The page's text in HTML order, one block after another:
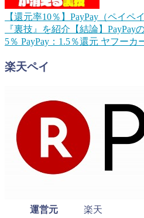
【還元率10％】PayPay（ペイペ
『裏技』を紹介 【結論】
5％ PayPay：1.5％還元 ヤフーカ
楽天ペイ
運営元
楽天